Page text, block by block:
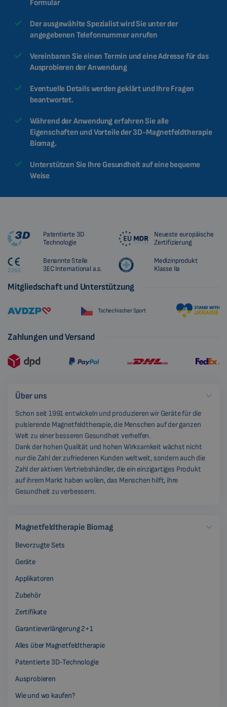
Formular
Der ausgewählte Spezialist wird Sie unter der
angegebenen Telefonnummer anrufen
Vereinbaren Sie einen Termin und eine Adresse für das
Ausprobieren der Anwendung
Eventuelle Details werden geklärt und Ihre Fragen
beantwortet.
Während der Anwendung erfahren Sie alle
Eigenschaften und Vorteile der 3D-Magnetfeldtherapie
Biomag.
Unterstützen Sie Ihre Gesundheit auf eine bequeme
Weise
Patentierte 3D
Technologie
Neueste europäische
Zertifizierung
Benannte Stelle
3EC International a.s.
Medizinprodukt
Klasse IIa
Mitgliedschaft und Unterstützung
Tschechischer Sport
Zahlungen und Versand
Über uns
Schon seit 1991 entwickeln und produzieren wir Geräte für die
pulsierende Magnetfeldtherapie, die Menschen auf der ganzen
Welt zu einer besseren Gesundheit verhelfen.
Dank der hohen Qualität und hohen Wirksamkeit wächst nicht
nur die Zahl der zufriedenen Kunden weltweit, sondern auch die
Zahl der aktiven Vertriebshändler, die ein einzigartiges Produkt
auf ihrem Markt haben wollen, das Menschen hilft, ihre
Gesundheit zu verbessern.
Magnetfeldtherapie Biomag
Bevorzugte Sets
Geräte
Applikatoren
Zubehör
Zertifikate
Garantieverlängerung 2+1
Alles über Magnetfeldtherapie
Patentierte 3D-Technologie
Ausprobieren
Wie und wo kaufen?